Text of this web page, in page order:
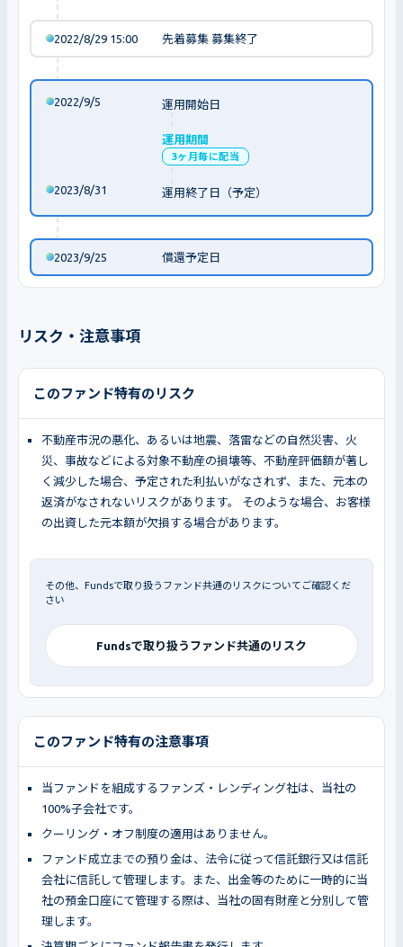
2022/8/29 15:00 先着募集 募集終了
2022/9/5 運用開始日
運用期間
3ヶ月毎に配当
2023/8/31 運用終了日（予定）
2023/9/25 償還予定日
リスク・注意事項
このファンド特有のリスク
不動産市況の悪化、あるいは地震、落雷などの自然災害、火
災、事故などによる対象不動産の損壊等、不動産評価額が著し
く減少した場合、予定された利払いがなされず、また、元本の
返済がなされないリスクがあります。 そのような場合、お客様
の出資した元本額が欠損する場合があります。
その他、Fundsで取り扱うファンド共通のリスクについてご確認くだ
さい
Fundsで取り扱うファンド共通のリスク
このファンド特有の注意事項
当ファンドを組成するファンズ・レンディング社は、当社の
100%子会社です。
クーリング・オフ制度の適用はありません。
ファンド成立までの預り金は、法令に従って信託銀行又は信託
会社に信託して管理します。また、出金等のために一時的に当
社の預金口座にて管理する際は、当社の固有財産と分別して管
理します。